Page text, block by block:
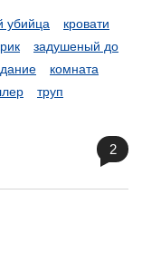
убийца
кровати
задушеный до
комната
труп
2